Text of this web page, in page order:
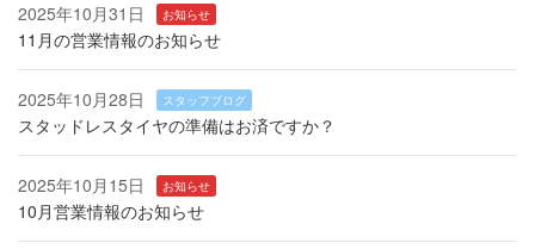
2025年10月31日 お知らせ
11月の営業情報のお知らせ
2025年10月28日 スタッフブログ
スタッドレスタイヤの準備はお済ですか？
2025年10月15日 お知らせ
10月営業情報のお知らせ